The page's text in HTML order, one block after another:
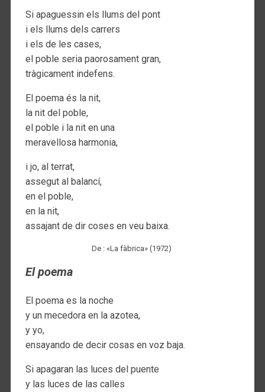
Si apaguessin els llums del pont
i els llums dels carrers
i els de les cases,
el poble seria paorosament gran,
tràgicament indefens.
El poema és la nit,
la nit del poble,
el poble i la nit en una
meravellosa harmonia,
i jo, al terrat,
assegut al balancí,
en el poble,
en la nit,
assajant de dir coses en veu baixa.
De : «La fàbrica» (1972)
El poema
El poema es la noche
y un mecedora en la azotea,
y yo,
ensayando de decir cosas en voz baja.
Si apagaran las luces del puente
y las luces de las calles